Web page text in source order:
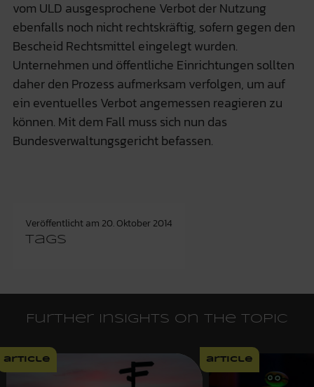
vom ULD ausgesprochene Verbot der Nutzung
ebenfalls noch nicht rechtskräftig, sofern gegen den
Bescheid Rechtsmittel eingelegt wurden.
Unternehmen und öffentliche Einrichtungen sollten
daher den Prozess aufmerksam verfolgen, um auf
ein eventuelles Verbot angemessen reagieren zu
können. Mit dem Fall muss sich nun das
Bundesverwaltungsgericht befassen.
Veröffentlicht am 20. Oktober 2014
Tags
Further insights on the topic
article article